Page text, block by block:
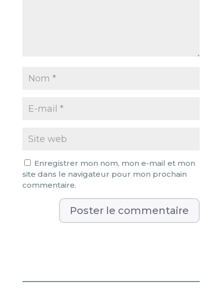
Enregistrer mon nom, mon e-mail et mon
site dans le navigateur pour mon prochain
commentaire.
n